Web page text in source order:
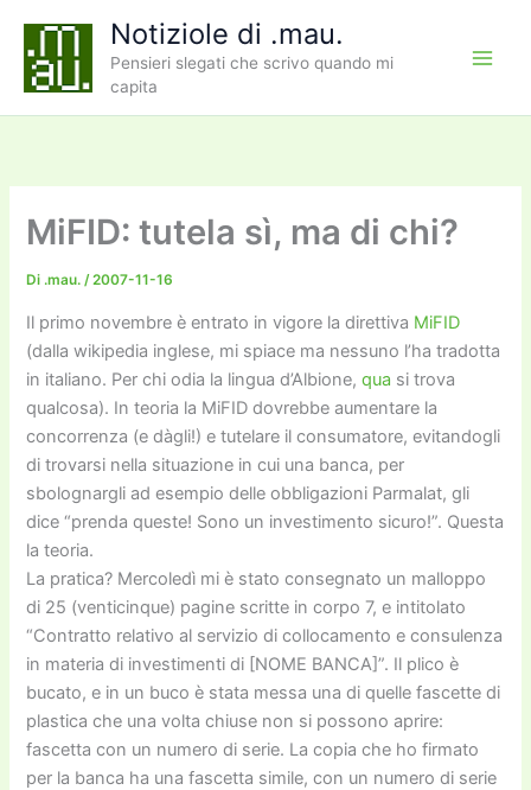
contenuto
Notiziole di .mau.
Pensieri slegati che scrivo quando mi
capita
MiFID: tutela sì, ma di chi?
Di .mau./2007-11-16
Il primo novembre è entrato in vigore la direttiva MiFID
(dalla wikipedia inglese, mi spiace ma nessuno l’ha tradotta
in italiano. Per chi odia la lingua d’Albione,qua si trova
qualcosa). In teoria la MiFID dovrebbe aumentare la
concorrenza (e dàgli!) e tutelare il consumatore, evitandogli
di trovarsi nella situazione in cui una banca, per
sbolognargli ad esempio delle obbligazioni Parmalat, gli
dice “prenda queste! Sono un investimento sicuro!”. Questa
la teoria.
La pratica? Mercoledì mi è stato consegnato un malloppo
di 25 (venticinque) pagine scritte in corpo 7, e intitolato
“Contratto relativo al servizio di collocamento e consulenza
in materia di investimenti di [NOME BANCA]”. Il plico è
bucato, e in un buco è stata messa una di quelle fascette di
plastica che una volta chiuse non si possono aprire:
fascetta con un numero di serie. La copia che ho firmato
per la banca ha una fascetta simile, con un numero di serie